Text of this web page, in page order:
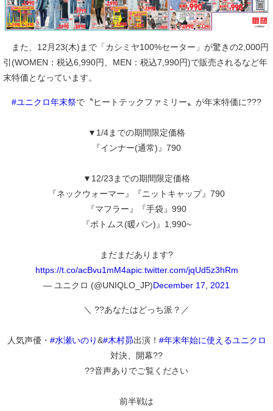
また、12月23(木)まで「カシミヤ100%セーター」が驚きの2,000円
引(WOMEN：税込6,990円、MEN：税込7,990円)で販売されるなど年
末特価となっています。
#ユニクロ年末祭で〝ヒートテックファミリー〟が年末特価に???
▼1/4までの期間限定価格
『インナー(通常)』790
▼12/23までの期間限定価格
『ネックウォーマー』『ニットキャップ』790
『マフラー』『手袋』990
『ボトムス(暖パン)』1,990~
まだまだあります?
https://t.co/acBvu1mM4apic.twitter.com/jqUd5z3hRm
— ユニクロ (@UNIQLO_JP)December 17, 2021
＼ ??あなたはどっち派？／
人気声優・ #水瀬いのり&#木村昴出演！ #年末年始に使えるユニクロ
対決、開幕??
??音声ありでご覧ください
前半戦は